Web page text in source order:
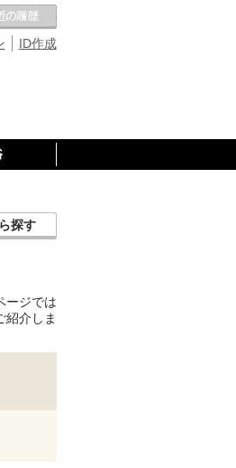
ID作成
の温泉
探す
ージでは
紹介しま